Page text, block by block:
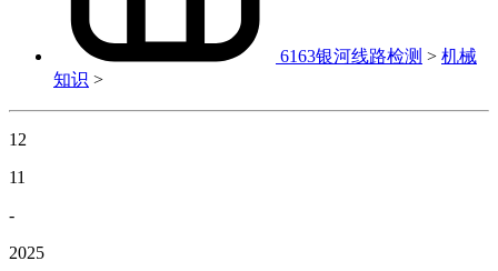
6163银河线路检测 > 机械
知识 >
12
11
-
2025